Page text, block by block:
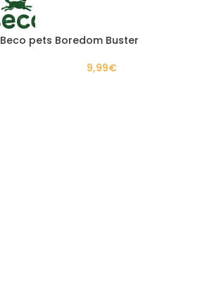
Beco pets Boredom Buster
9,99€